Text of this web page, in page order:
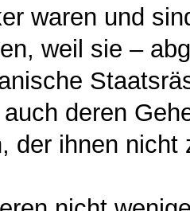
waren und
weil sie –
deren
der ihnen nicht